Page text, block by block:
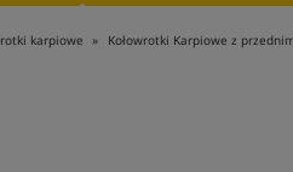
karpiowe Kołowrotki Karpiowe z